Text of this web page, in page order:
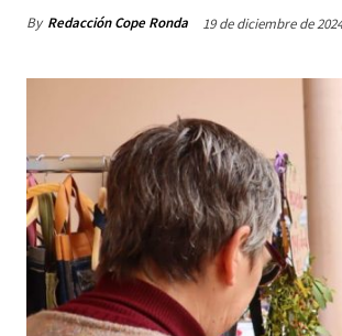
By Redacción Cope Ronda 19 de diciembre de 2024